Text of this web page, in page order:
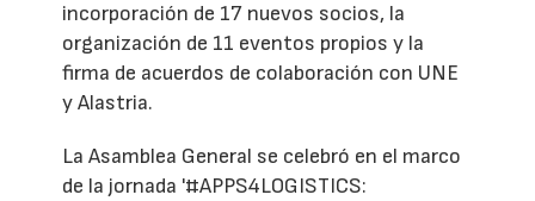
incorporación de 17 nuevos socios, la
organización de 11 eventos propios y la
firma de acuerdos de colaboración con UNE
y Alastria.
La Asamblea General se celebró en el marco
de la jornada '#APPS4LOGISTICS: